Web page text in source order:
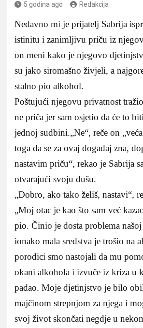
5 godina ago Redakcija
Nedavno mi je prijatelj Sabrija
istinitu i zanimljivu priču iz
on meni kako je njegovo
su jako siromašno živjeli, a
stalno pio alkohol.
Poštujući njegovu privatnost
ne priča jer sam osjetio da će to
jednoj sudbini.„Ne“, reče on
toga da se za ovaj događaj zna,
nastavim priču“, rekao je Sabrija
otvarajući svoju dušu.
„Dobro, ako tako želiš, nastavi“,
„Moj otac je kao što sam već
pio. Činio je dosta problema
ionako mala sredstva je trošio na
porodici smo nastojali da mu
okani alkohola i izvuče iz kriza u
padao. Moje djetinjstvo je bilo
majčinom strepnjom za njega i
svoj život skončati negdje u